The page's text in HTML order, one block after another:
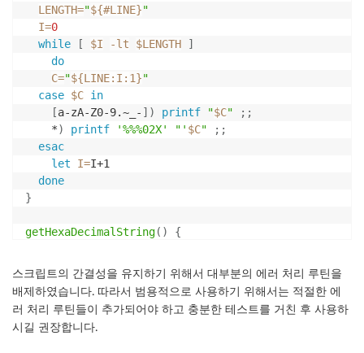
LENGTH="${#LINE}"
I=0
while
[ $I -lt $LENGTH
]
do
C="${LINE: I : 1}"
case $C in
[a-zA-Z0-9.~_- ] ) printf "$C" ; ;
    *
) printf '%%%02X' "' $C" ; ;
esac
let
I=I+1
done
}
getHexaDecimalString( )
{
LENGTH
= ${ # LINE}
I
while
[ -lt $LENGTH
]
do
C="${LINE
스크립트의 간결성을 유지하기 위해서 대부분의 에러 처리 루틴을
배제하였습니다. 따라서 범용적으로 사용하기 위해서는 적절한 에
러 처리 루틴들이 추가되어야 하고 충분한 테스트를 거친 후 사용하
시길 권장합니다.